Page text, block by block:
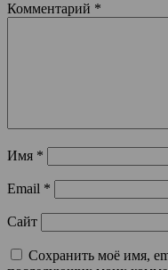
Комментарий *
Имя *
Email *
Сайт
Сохранить моё имя,